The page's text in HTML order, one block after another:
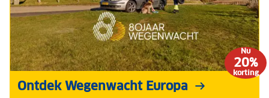
Nu
20%
korting
Ontdek Wegenwacht Europa